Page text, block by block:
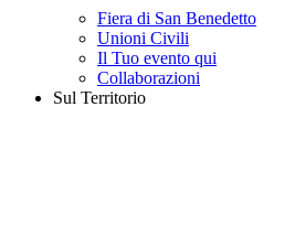
Fiera di San Benedetto
Unioni Civili
Il Tuo evento qui
Collaborazioni
Sul Territorio